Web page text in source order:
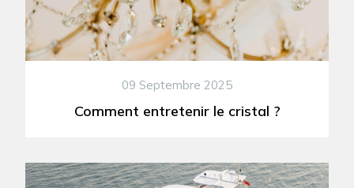
09 Septembre 2025
Comment entretenir le cristal ?